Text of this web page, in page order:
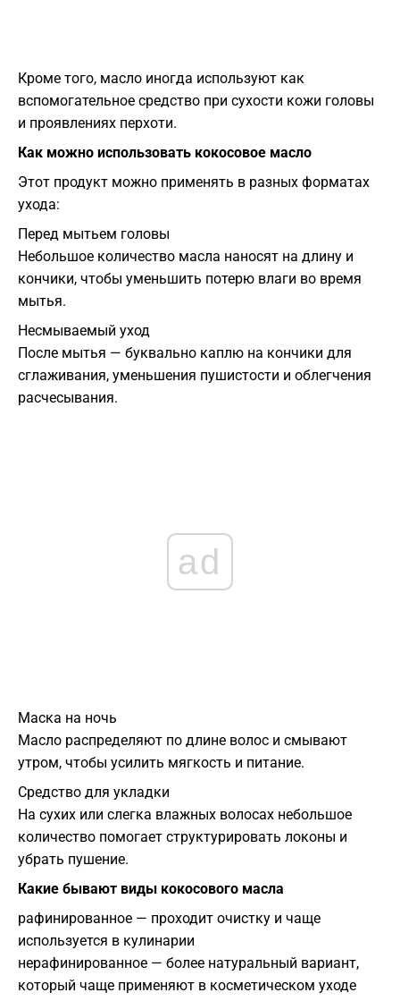
Кроме того, масло иногда используют как
вспомогательное средство при сухости кожи головы
и проявлениях перхоти.
Как можно использовать кокосовое масло
Этот продукт можно применять в разных форматах
ухода:
Перед мытьем головы
Небольшое количество масла наносят на длину и
кончики, чтобы уменьшить потерю влаги во время
мытья.
Несмываемый уход
После мытья — буквально каплю на кончики для
сглаживания, уменьшения пушистости и облегчения
расчесывания.
ad
Маска на ночь
Масло распределяют по длине волос и смывают
утром, чтобы усилить мягкость и питание.
Средство для укладки
На сухих или слегка влажных волосах небольшое
количество помогает структурировать локоны и
убрать пушение.
Какие бывают виды кокосового масла
рафинированное — проходит очистку и чаще
используется в кулинарии
нерафинированное — более натуральный вариант,
который чаще применяют в косметическом уходе